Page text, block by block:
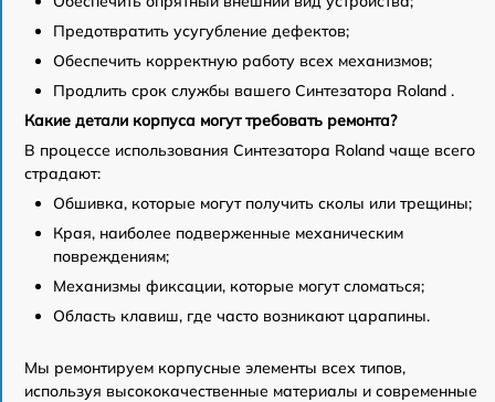
Предотвратить усугубление дефектов;
Обеспечить корректную работу всех механизмов;
Продлить срок службы вашего Синтезатора Roland .
Какие детали корпуса могут требовать ремонта?
В процессе использования Синтезатора Roland чаще всего
страдают:
Обшивка, которые могут получить сколы или трещины;
Края, наиболее подверженные механическим
повреждениям;
Механизмы фиксации, которые могут сломаться;
Область клавиш, где часто возникают царапины.
Мы ремонтируем корпусные элементы всех типов,
используя высококачественные материалы и современные